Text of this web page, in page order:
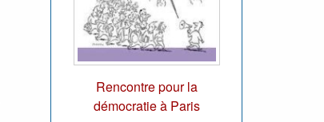
Rencontre pour la
démocratie à Paris